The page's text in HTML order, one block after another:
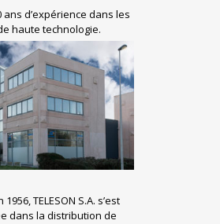
ans d’expérience dans les
haute technologie.
TELESON S.A. s’est
dans la distribution de